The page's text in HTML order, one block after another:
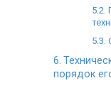
порядок